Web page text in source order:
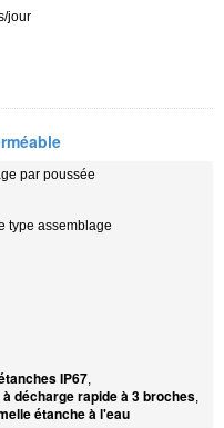
jour
par poussée
type assemblage
IP67,
décharge rapide à 3 broches,
étanche à l'eau